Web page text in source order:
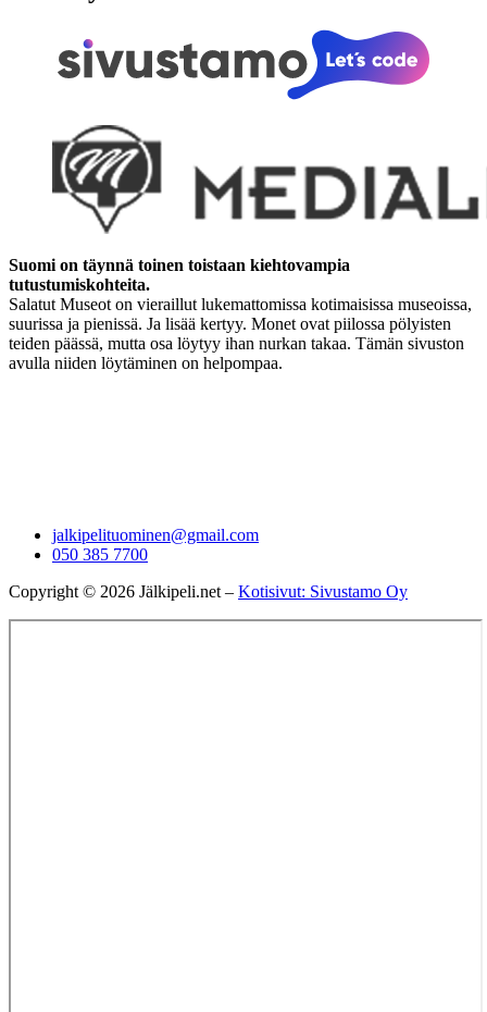
Suomi on täynnä toinen toistaan kiehtovampia
tutustumiskohteita.
Salatut Museot on vieraillut lukemattomissa kotimaisissa museoissa,
suurissa ja pienissä. Ja lisää kertyy. Monet ovat piilossa pölyisten
teiden päässä, mutta osa löytyy ihan nurkan takaa. Tämän sivuston
avulla niiden löytäminen on helpompaa.
jalkipelituominen@gmail.com
050 385 7700
Copyright © 2026 Jälkipeli.net – Kotisivut: Sivustamo Oy